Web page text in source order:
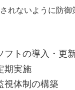
れないように防御
フトの導入・更
期実施
視体制の構築